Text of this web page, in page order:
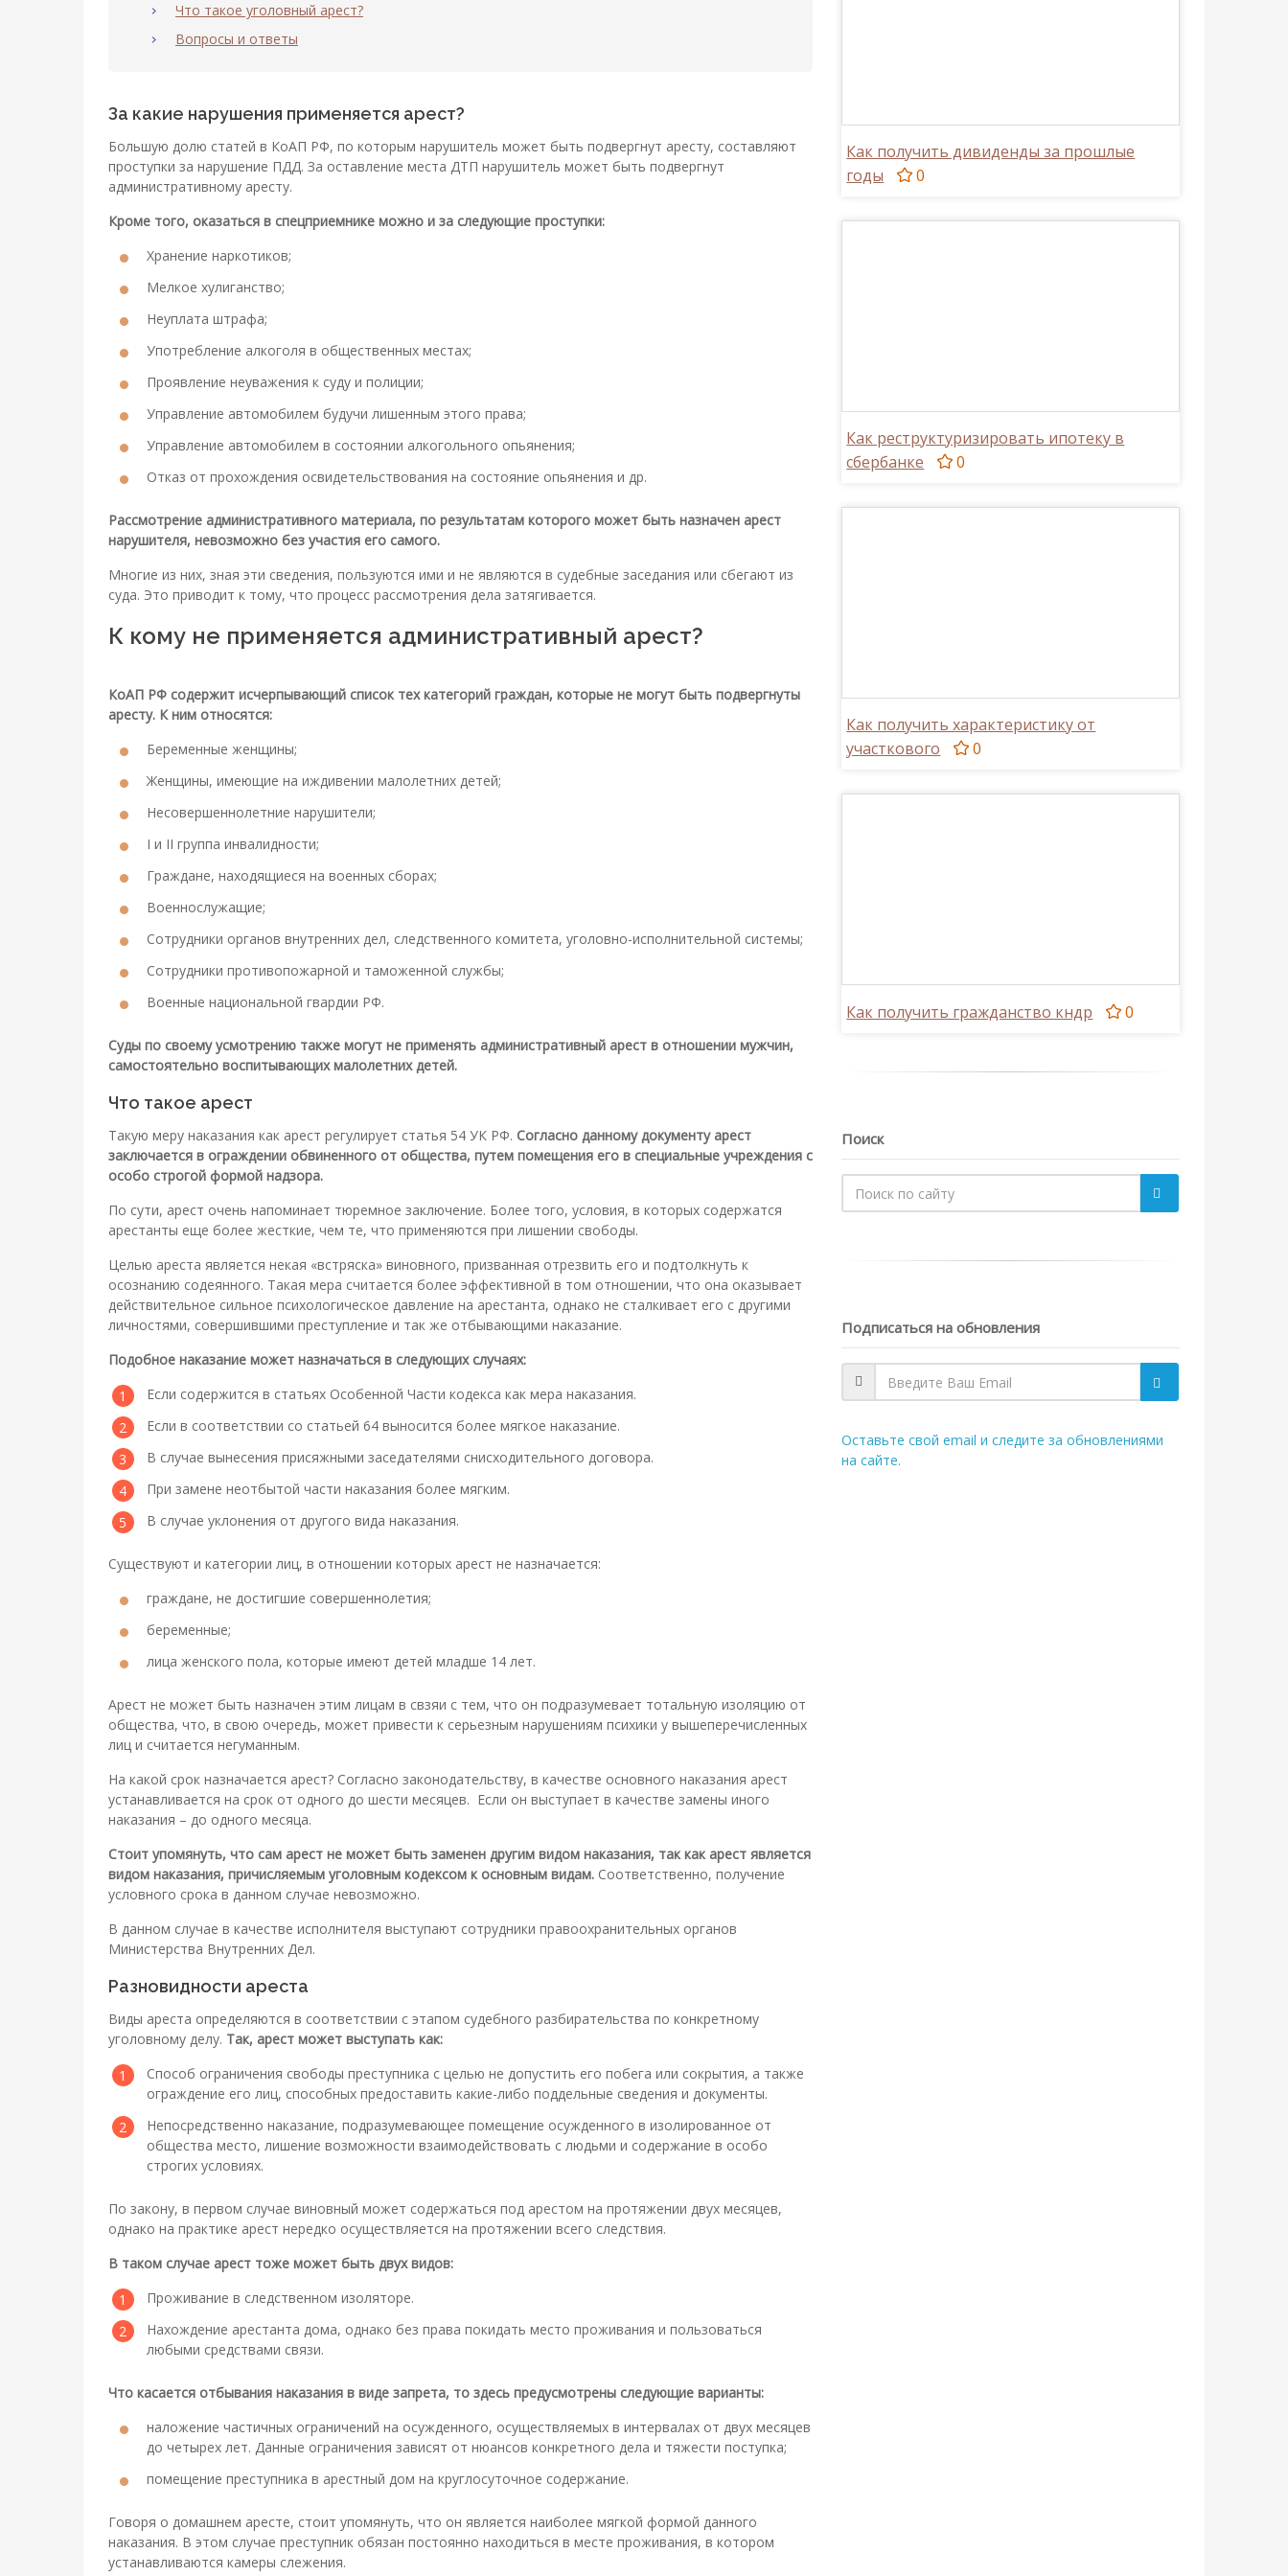
Что такое уголовный арест?
Вопросы и ответы
За какие нарушения применяется арест?
Большую долю статей в КоАП РФ, по которым нарушитель может быть подвергнут аресту, составляют
проступки за нарушение ПДД. За оставление места ДТП нарушитель может быть подвергнут
административному аресту.
Кроме того, оказаться в спецприемнике можно и за следующие проступки:
Хранение наркотиков;
Мелкое хулиганство;
Неуплата штрафа;
Употребление алкоголя в общественных местах;
Проявление неуважения к суду и полиции;
Управление автомобилем будучи лишенным этого права;
Управление автомобилем в состоянии алкогольного опьянения;
Отказ от прохождения освидетельствования на состояние опьянения и др.
Рассмотрение административного материала, по результатам которого может быть назначен арест
нарушителя, невозможно без участия его самого.
Многие из них, зная эти сведения, пользуются ими и не являются в судебные заседания или сбегают из
суда. Это приводит к тому, что процесс рассмотрения дела затягивается.
К кому не применяется административный арест?
КоАП РФ содержит исчерпывающий список тех категорий граждан, которые не могут быть подвергнуты
аресту. К ним относятся:
Беременные женщины;
Женщины, имеющие на иждивении малолетних детей;
Несовершеннолетние нарушители;
I и II группа инвалидности;
Граждане, находящиеся на военных сборах;
Военнослужащие;
Сотрудники органов внутренних дел, следственного комитета, уголовно-исполнительной системы;
Сотрудники противопожарной и таможенной службы;
Военные национальной гвардии РФ.
Суды по своему усмотрению также могут не применять административный арест в отношении мужчин,
самостоятельно воспитывающих малолетних детей.
Что такое арест
Такую меру наказания как арест регулирует статья 54 УК РФ. Согласно данному документу арест
заключается в ограждении обвиненного от общества, путем помещения его в специальные учреждения с
особо строгой формой надзора.
По сути, арест очень напоминает тюремное заключение. Более того, условия, в которых содержатся
арестанты еще более жесткие, чем те, что применяются при лишении свободы.
Целью ареста является некая «встряска» виновного, призванная отрезвить его и подтолкнуть к
осознанию содеянного. Такая мера считается более эффективной в том отношении, что она оказывает
действительное сильное психологическое давление на арестанта, однако не сталкивает его с другими
личностями, совершившими преступление и так же отбывающими наказание.
Подобное наказание может назначаться в следующих случаях:
Если содержится в статьях Особенной Части кодекса как мера наказания.
Если в соответствии со статьей 64 выносится более мягкое наказание.
В случае вынесения присяжными заседателями снисходительного договора.
При замене неотбытой части наказания более мягким.
В случае уклонения от другого вида наказания.
Существуют и категории лиц, в отношении которых арест не назначается:
граждане, не достигшие совершеннолетия;
беременные;
лица женского пола, которые имеют детей младше 14 лет.
Арест не может быть назначен этим лицам в свзяи с тем, что он подразумевает тотальную изоляцию от
общества, что, в свою очередь, может привести к серьезным нарушениям психики у вышеперечисленных
лиц и считается негуманным.
На какой срок назначается арест? Согласно законодательству, в качестве основного наказания арест
устанавливается на срок от одного до шести месяцев. Если он выступает в качестве замены иного
наказания – до одного месяца.
Стоит упомянуть, что сам арест не может быть заменен другим видом наказания, так как арест является
видом наказания, причисляемым уголовным кодексом к основным видам. Соответственно, получение
условного срока в данном случае невозможно.
В данном случае в качестве исполнителя выступают сотрудники правоохранительных органов
Министерства Внутренних Дел.
Разновидности ареста
Виды ареста определяются в соответствии с этапом судебного разбирательства по конкретному
уголовному делу. Так, арест может выступать как:
Способ ограничения свободы преступника с целью не допустить его побега или сокрытия, а также
ограждение его лиц, способных предоставить какие-либо поддельные сведения и документы.
Непосредственно наказание, подразумевающее помещение осужденного в изолированное от
общества место, лишение возможности взаимодействовать с людьми и содержание в особо
строгих условиях.
По закону, в первом случае виновный может содержаться под арестом на протяжении двух месяцев,
однако на практике арест нередко осуществляется на протяжении всего следствия.
В таком случае арест тоже может быть двух видов:
Проживание в следственном изоляторе.
Нахождение арестанта дома, однако без права покидать место проживания и пользоваться
любыми средствами связи.
Что касается отбывания наказания в виде запрета, то здесь предусмотрены следующие варианты:
наложение частичных ограничений на осужденного, осуществляемых в интервалах от двух месяцев
до четырех лет. Данные ограничения зависят от нюансов конкретного дела и тяжести поступка;
помещение преступника в арестный дом на круглосуточное содержание.
Говоря о домашнем аресте, стоит упомянуть, что он является наиболее мягкой формой данного
наказания. В этом случае преступник обязан постоянно находиться в месте проживания, в котором
устанавливаются камеры слежения.
Как получить дивиденды за прошлые
годы
0
Как реструктуризировать ипотеку в
сбербанке
0
Как получить характеристику от
участкового
0
Как получить гражданство кндр 0
Поиск
Подписаться на обновления
Оставьте свой email и следите за обновлениями
на сайте.